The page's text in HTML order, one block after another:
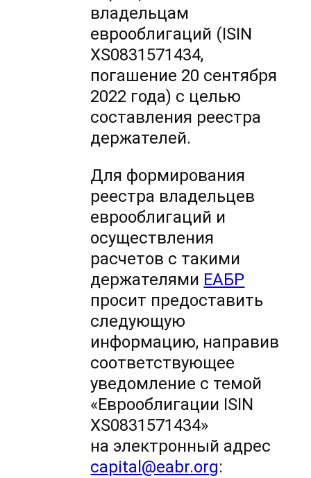
владельцам
еврооблигаций (ISIN
XS0831571434,
погашение 20 сентября
2022 года) с целью
составления реестра
держателей.
Для формирования
реестра владельцев
еврооблигаций и
осуществления
расчетов с такими
держателями ЕАБР
просит предоставить
следующую
информацию, направив
соответствующее
уведомление с темой
«Еврооблигации ISIN
XS0831571434»
на электронный адрес
capital@eabr.org: